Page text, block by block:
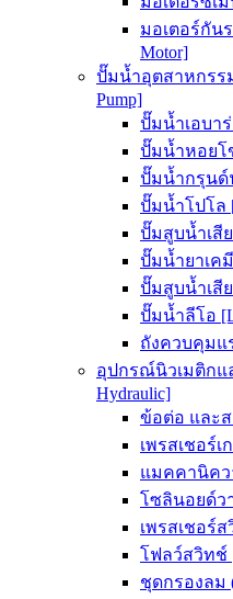
มอเตอร์กันร
Motor]
ปั๊มน้ำอุตสาหกรร
Pump]
ปั๊มน้ำเอบาร่
ปั๊มน้ำหอยโ
ปั๊มน้ำกรุนด์ฟ
ปั๊มน้ำโปโล
ปั๊มสูบน้ำเสีย
ปั๊มน้ำยาเคมี
ปั๊มสูบน้ำเสีย
ปั๊มน้ำลีโอ
ถังควบคุมแร
อุปกรณ์นิวเมติกแล
Hydraulic]
ข้อต่อ และส
เพรสเชอร์เ
แมคคานิคว
โซลินอยด์วา
เพรสเชอร์ส
โฟลว์สวิทช์
ชุดกรองลม